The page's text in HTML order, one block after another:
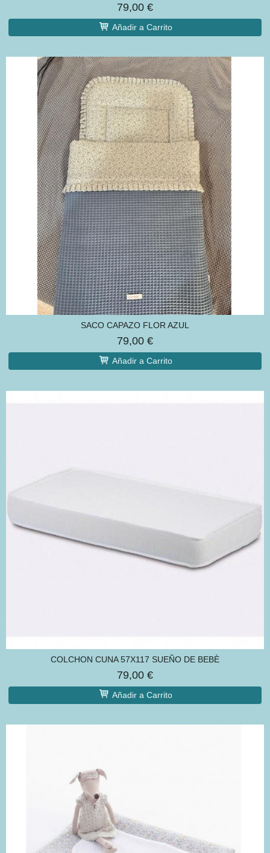
79,00 €
Añadir a Carrito
SACO CAPAZO FLOR AZUL
79,00 €
Añadir a Carrito
COLCHON CUNA 57X117 SUEÑO DE BEBÈ
79,00 €
Añadir a Carrito